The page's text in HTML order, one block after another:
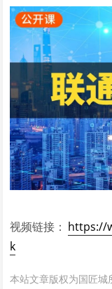
视频链接： https://
k
本站文章版权为国匠